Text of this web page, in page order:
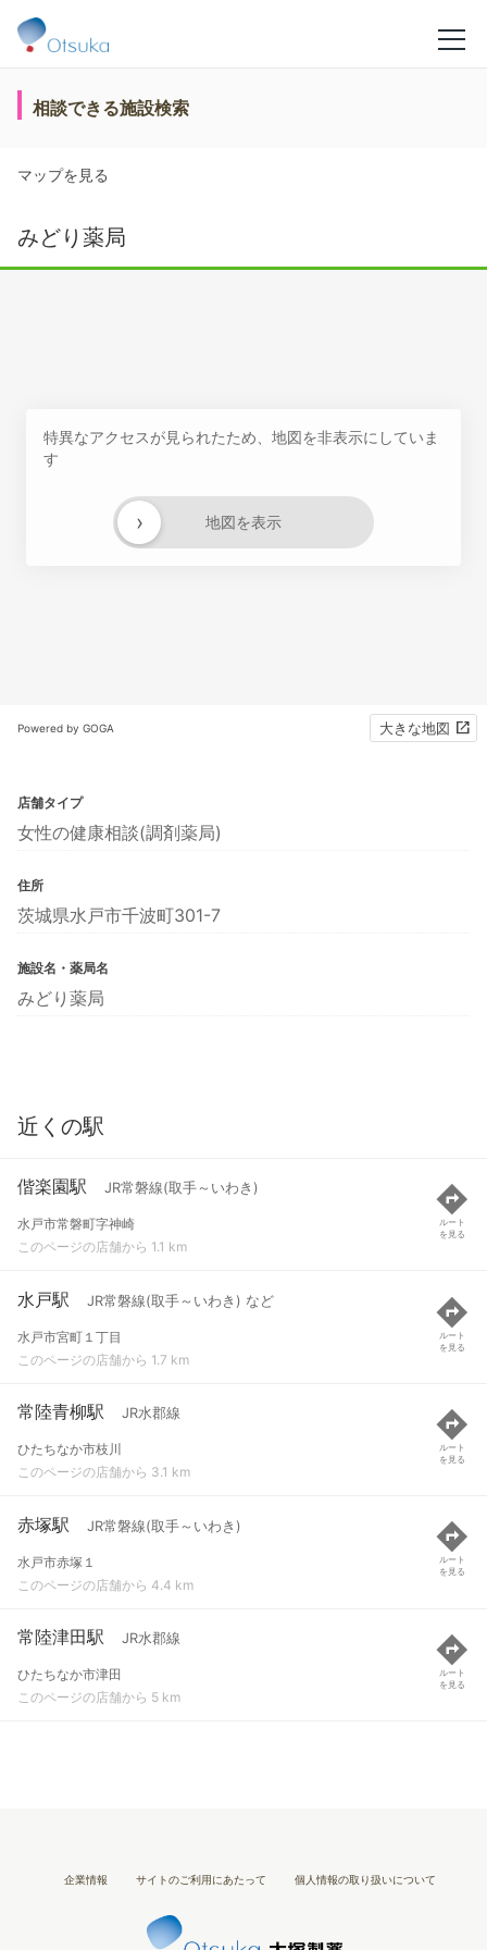
相談できる施設検索
マップを見る
みどり薬局
特異なアクセスが見られたため、地図を非表示にしていま
す
地図を表示
›
Powered by GOGA 大きな地図
店舗タイプ
女性の健康相談(調剤薬局)
住所
茨城県水戸市千波町301-7
施設名・薬局名
みどり薬局
近くの駅
偕楽園駅 JR常磐線(取手～いわき)
水戸市常磐町字神崎
このページの店舗から 1.1 km
ルート
を見る
水戸駅 JR常磐線(取手～いわき) など
水戸市宮町１丁目
このページの店舗から 1.7 km
ルート
を見る
常陸青柳駅 JR水郡線
ひたちなか市枝川
このページの店舗から 3.1 km
ルート
を見る
赤塚駅 JR常磐線(取手～いわき)
水戸市赤塚１
このページの店舗から 4.4 km
ルート
を見る
常陸津田駅 JR水郡線
ひたちなか市津田
このページの店舗から 5 km
ルート
を見る
企業情報 サイトのご利用にあたって 個人情報の取り扱いについて